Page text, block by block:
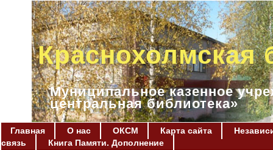
Краснохолмская
Муниципальное казенное
центральная библиотека»
Главная О нас ОКСМ Карта сайта
связь
Книга Памяти. Дополнение